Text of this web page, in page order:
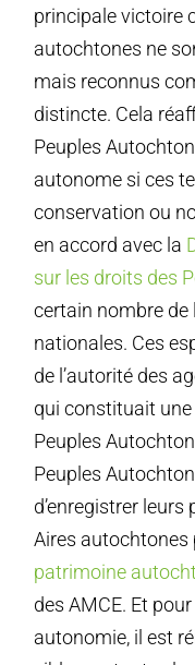
principale victoire
autochtones ne
mais reconnus
distincte. Cela
Peuples
autonome si ces
conservation ou
en accord avec la
sur les droits des
certain nombre
nationales. Ces
de l’autorité des
qui constituait
Peuples
Peuples
d’enregistrer
Aires autochtones
patrimoine
des AMCE. Et
autonomie, il est